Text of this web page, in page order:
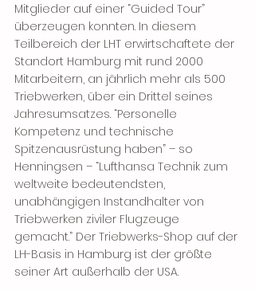
Mitglieder auf einer “Guided Tour”
überzeugen konnten. In diesem
Teilbereich der LHT erwirtschaftete der
Standort Hamburg mit rund 2000
Mitarbeitern, an jährlich mehr als 500
Triebwerken, über ein Drittel seines
Jahresumsatzes. “Personelle
Kompetenz und technische
Spitzenausrüstung haben” – so
Henningsen – “Lufthansa Technik zum
weltweite bedeutendsten,
unabhängigen Instandhalter von
Triebwerken ziviler Flugzeuge
gemacht.” Der Triebwerks-Shop auf der
LH-Basis in Hamburg ist der größte
seiner Art außerhalb der USA.